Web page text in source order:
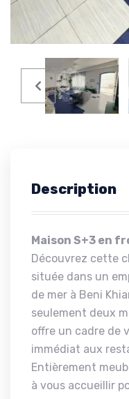
Description
Maison S+3 en
Découvrez cette
située dans un
de mer à Beni
seulement deux
offre un cadre de
immédiat aux
Entièrement
à vous accueillir